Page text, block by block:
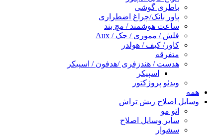
باطری گوشی
پاور بانک/چراغ اضطراری
ساعت هوشمند / مچ بند
فلش / مموری / جک / Aux
کاور/ کیف / هولدر
متفرقه
هدست / هندزفری /هدفون / اسپیکر
اسپیکر
ویدئو پروژکتور
همه
وسایل اصلاح ریش تراش
اتو مو
سایر وسایل اصلاح
سشوار